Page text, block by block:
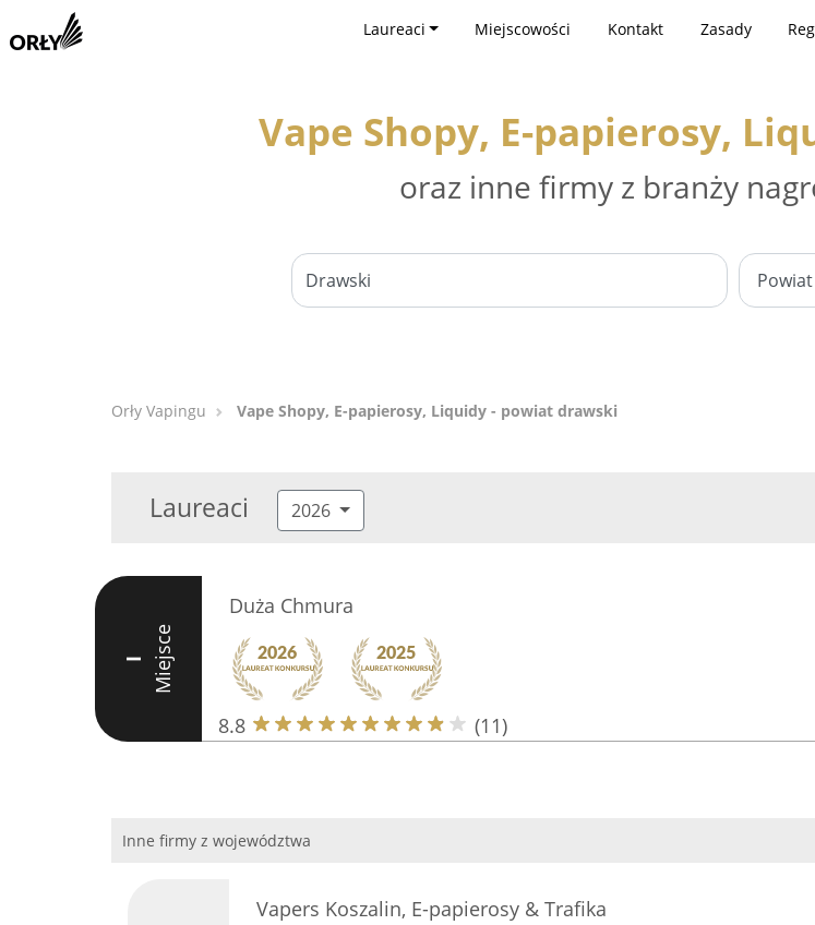
Laureaci Miejscowości Kontakt Zasady
Vape Shopy, E-papierosy,
oraz inne firmy z branży
Orły Vapingu Vape Shopy, E-papierosy, Liquidy - powiat drawski
Laureaci 2026
I Miejsce
Duża Chmura
8.8 (11)
Inne firmy z województwa
Vapers Koszalin, E-papierosy & Trafika